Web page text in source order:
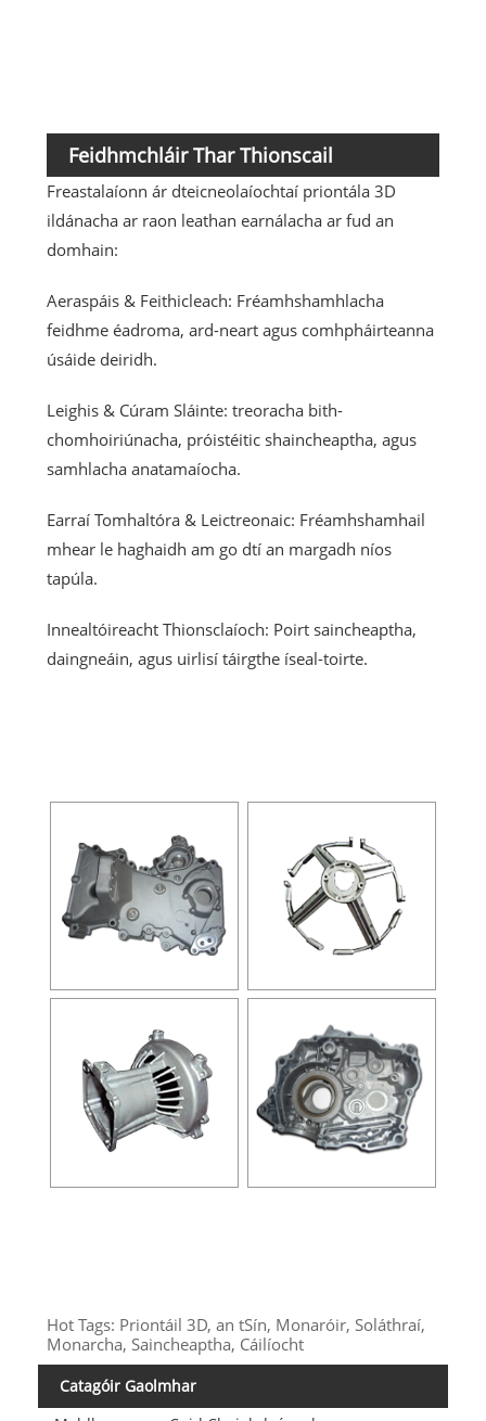
Feidhmchláir Thar Thionscail
Freastalaíonn ár dteicneolaíochtaí priontála 3D
ildánacha ar raon leathan earnálacha ar fud an
domhain:
Aeraspáis & Feithicleach: Fréamhshamhlacha
feidhme éadroma, ard-neart agus comhpháirteanna
úsáide deiridh.
Leighis & Cúram Sláinte: treoracha bith-
chomhoiriúnacha, próistéitic shaincheaptha, agus
samhlacha anatamaíocha.
Earraí Tomhaltóra & Leictreonaic: Fréamhshamhail
mhear le haghaidh am go dtí an margadh níos
tapúla.
Innealtóireacht Thionsclaíoch: Poirt saincheaptha,
daingneáin, agus uirlisí táirgthe íseal-toirte.
Hot Tags: Priontáil 3D, an tSín, Monaróir, Soláthraí,
Monarcha, Saincheaptha, Cáilíocht
Catagóir Gaolmhar